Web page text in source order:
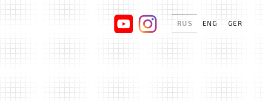
RUS ENG GER